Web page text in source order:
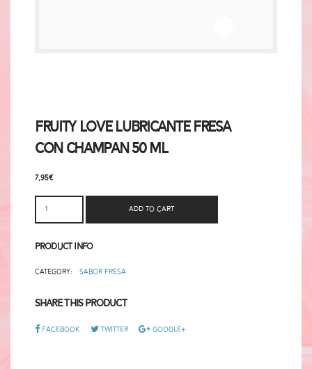
Fruity Love Lubricante Fresa
con Champan 50 ml
7,95€
Add to cart
Product Info
Category: Sabor Fresa
Share This Product
Facebook Twitter Google+